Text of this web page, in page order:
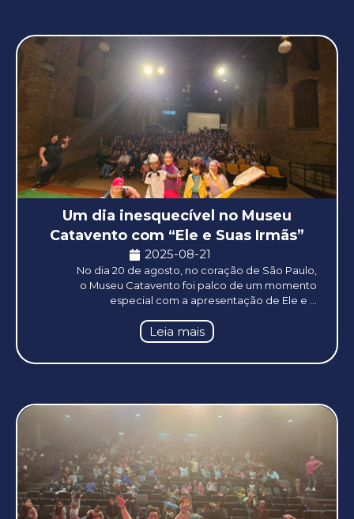
Um dia inesquecível no Museu
Catavento com “Ele e Suas Irmãs”
2025-08-21
No dia 20 de agosto, no coração de São Paulo,
o Museu Catavento foi palco de um momento
especial com a apresentação de Ele e ...
Leia mais